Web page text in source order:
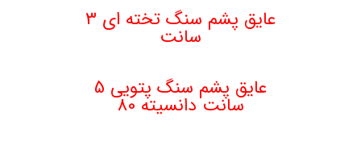
عایق پشم سنگ تخته ای 3
سانت
عایق پشم سنگ پتویی 5
سانت دانسیته 80